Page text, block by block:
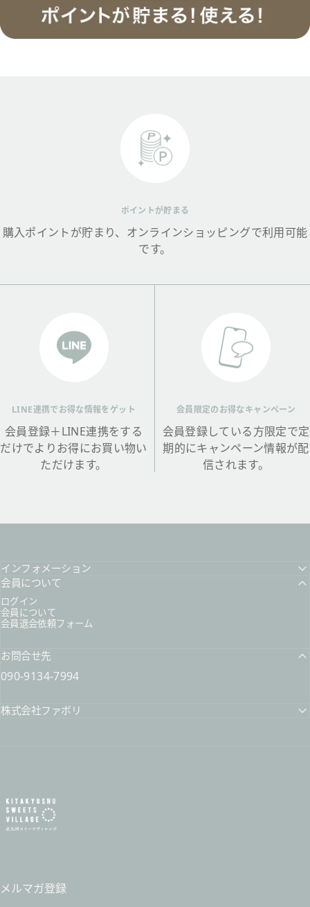
ポイントが貯まる
購入ポイントが貯まり、オンラインショッピングで利用可能
です。
LINE連携でお得な情報をゲット
会員登録＋LINE連携をする
だけでよりお得にお買い物い
ただけます。
会員限定のお得なキャンペーン
会員登録している方限定で定
期的にキャンペーン情報が配
信されます。
インフォメーション
会員について
ログイン
会員について
会員退会依頼フォーム
お問合せ先
090-9134-7994
株式会社ファボリ
メルマガ登録